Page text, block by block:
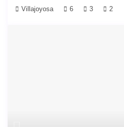
Villajoyosa 6 3 2